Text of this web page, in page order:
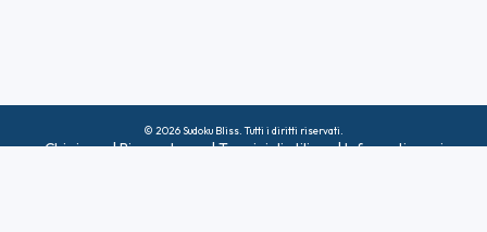
© 2026 Sudoku Bliss. Tutti i diritti riservati.
Chi siamo|Riservatezza|Termini di utilizzo|Informativa sui